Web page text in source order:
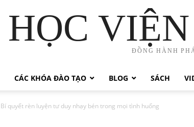
HỌC
ĐỒNG HÀNH
CÁC KHÓA ĐÀO TẠO BLOG SÁCH
Bí quyết rèn luyện tư duy nhạy bén trong mọi tình huống